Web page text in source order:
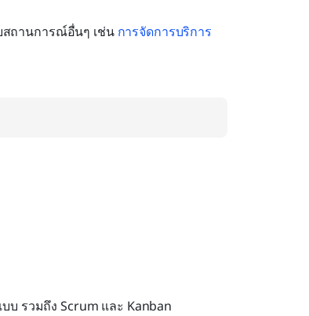
สถานการณ์อื่นๆ เช่น การจัดการบริการ
บ รวมถึง Scrum และ Kanban